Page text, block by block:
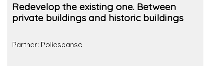
Redevelop the existing one. Between
private buildings and historic buildings
Partner: Poliespanso